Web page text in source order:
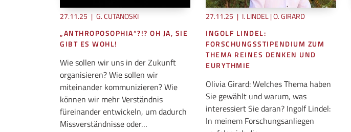
27.11.25 | G. CUTANOSKI
„ANTHROPOSOPHIA“?!? OH JA, SIE
GIBT ES WOHL!
Wie sollen wir uns in der Zukunft
organisieren? Wie sollen wir
miteinander kommunizieren? Wie
können wir mehr Verständnis
füreinander entwickeln, um dadurch
Missverständnisse oder…
27.11.25 | I. LINDEL | O. GIRARD
INGOLF LINDEL:
FORSCHUNGSSTIPENDIUM ZUM
THEMA REINES DENKEN UND
EURYTHMIE
Olivia Girard: Welches Thema haben
Sie gewählt und warum, was
interessiert Sie daran? Ingolf Lindel:
In meinem Forschungsanliegen